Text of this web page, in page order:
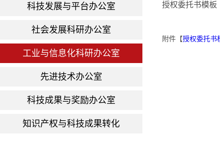
科技发展与平台办公室
社会发展科研办公室
工业与信息化科研办公室
先进技术办公室
科技成果与奖励办公室
知识产权与科技成果转化
授权委托书模板
附件【授权委托书